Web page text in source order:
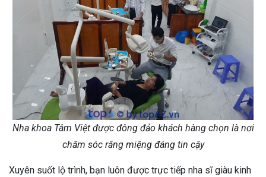
Nha khoa Tâm Việt được đông đảo khách hàng chọn là nơi
chăm sóc răng miệng đáng tin cậy
Xuyên suốt lộ trình, bạn luôn được trực tiếp nha sĩ giàu kinh